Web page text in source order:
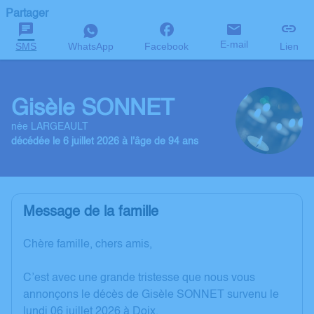
Partager
SMS WhatsApp Facebook E-mail Lien
Gisèle SONNET
née LARGEAULT
décédée le 6 juillet 2026 à l'âge de 94 ans
Message de la famille
Chère famille, chers amis,
C’est avec une grande tristesse que nous vous
annonçons le décès de Gisèle SONNET survenu le